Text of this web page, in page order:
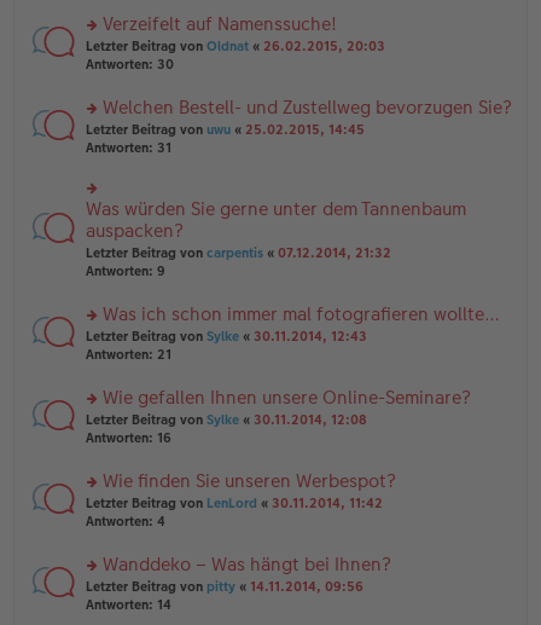
g
e
n
er
tr
a
g
n
g
el
e
n
er
tr
a
g
rs
te
n
g
el
e
n
er
B
ei
tr
g
Verzeifelt auf Namenssuche!
Letzter Beitrag von Oldnat « 26.02.2015, 20:03
Antworten: 30
rs
te
u
n
g
el
es
e
er
B
ei
tr
g
Welchen Bestell- und Zustellweg bevorzugen Sie?
Letzter Beitrag von uwu « 25.02.2015, 14:45
Antworten: 31
rs
te
r
u
n
el
es
e
B
ei
tr
g
Was würden Sie gerne unter dem Tannenbaum
auspacken?
Letzter Beitrag von carpentis « 07.12.2014, 21:32
Antworten: 9
rs
te
n
g
el
e
n
er
tr
a
g
Was ich schon immer mal fotografieren wollte…
Letzter Beitrag von Sylke « 30.11.2014, 12:43
Antworten: 21
rs
te
n
g
el
e
n
er
Wie gefallen Ihnen unsere Online-Seminare?
Letzter Beitrag von Sylke « 30.11.2014, 12:08
Antworten: 16
rs
te
n
g
el
Wie finden Sie unseren Werbespot?
Letzter Beitrag von LenLord « 30.11.2014, 11:42
Antworten: 4
rs
te
Wanddeko – Was hängt bei Ihnen?
Letzter Beitrag von pitty « 14.11.2014, 09:56
Antworten: 14